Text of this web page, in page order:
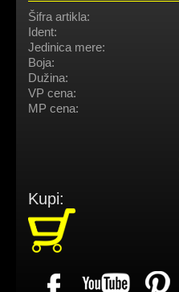
Šifra artikla:
Ident:
Jedinica mere:
Boja:
Dužina:
VP cena:
MP cena:
Kupi: